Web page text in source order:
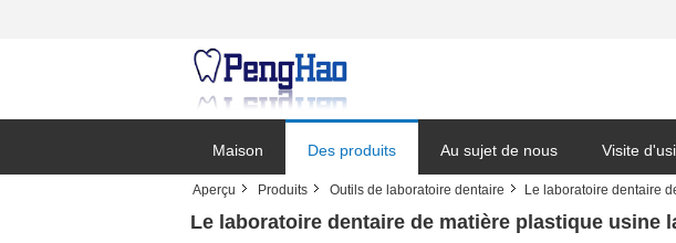
Maison Des produits Au sujet de nous Visite
Aperçu Produits Outils de laboratoire dentaire Le laboratoire dentaire
Le laboratoire dentaire de matière plastique usine